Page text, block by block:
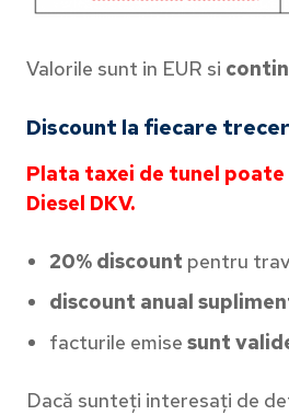
Valorile sunt in EUR si contin
Discount la fiecare
Plata taxei de tunel
Diesel DKV.
20% discount pentru
discount anual
facturile emise sunt
Dacă sunteți interesați de